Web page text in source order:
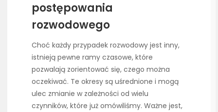
postępowania
rozwodowego
Choć każdy przypadek rozwodowy jest inny,
istnieją pewne ramy czasowe, które
pozwalają zorientować się, czego można
oczekiwać. Te okresy są uśrednione i mogą
ulec zmianie w zależności od wielu
czynników, które już omówiliśmy. Ważne jest,